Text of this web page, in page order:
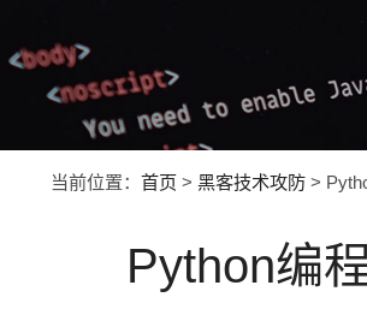
当前位置： 首页 > 黑客技术攻防 >
Python编